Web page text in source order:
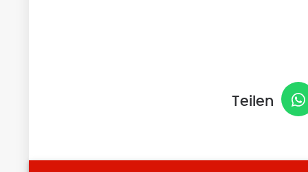
Teilen